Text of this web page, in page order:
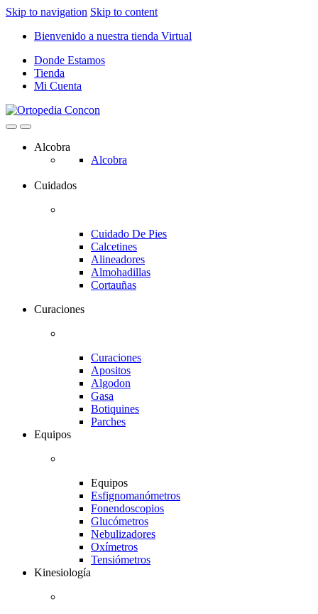
Skip to navigation Skip to content
Bienvenido a nuestra tienda Virtual
Donde Estamos
Tienda
Mi Cuenta
Alcobra
Alcobra
Cuidados
Cuidado De Pies
Calcetines
Alineadores
Almohadillas
Cortauñas
Curaciones
Curaciones
Apositos
Algodon
Gasa
Botiquines
Parches
Equipos
Equipos
Esfignomanómetros
Fonendoscopios
Glucómetros
Nebulizadores
Oxímetros
Tensiómetros
Kinesiología